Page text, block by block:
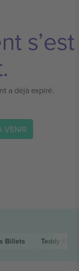
s’est
a déjà expiré.
VENIR
Billets Teddy